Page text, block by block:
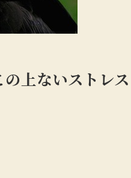
上ないストレス